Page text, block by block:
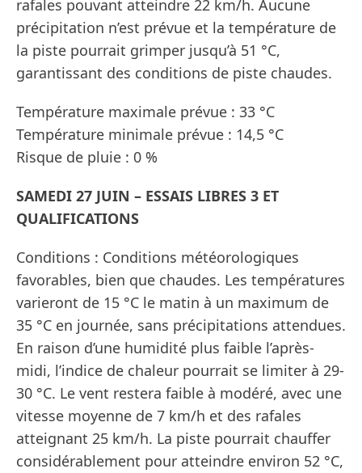
rafales pouvant atteindre 22 km/h. Aucune
précipitation n’est prévue et la température de
la piste pourrait grimper jusqu’à 51 °C,
garantissant des conditions de piste chaudes.
Température maximale prévue : 33 °C
Température minimale prévue : 14,5 °C
Risque de pluie : 0 %
SAMEDI 27 JUIN – ESSAIS LIBRES 3 ET
QUALIFICATIONS
Conditions : Conditions météorologiques
favorables, bien que chaudes. Les températures
varieront de 15 °C le matin à un maximum de
35 °C en journée, sans précipitations attendues.
En raison d’une humidité plus faible l’après-
midi, l’indice de chaleur pourrait se limiter à 29-
30 °C. Le vent restera faible à modéré, avec une
vitesse moyenne de 7 km/h et des rafales
atteignant 25 km/h. La piste pourrait chauffer
considérablement pour atteindre environ 52 °C,